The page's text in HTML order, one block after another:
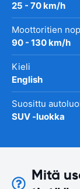
25 - 70 km/h
Moottoritien
90 - 130 km/h
Kieli
English
Suosittu
SUV -luokka
Mitä